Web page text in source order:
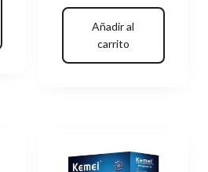
Añadir al
carrito